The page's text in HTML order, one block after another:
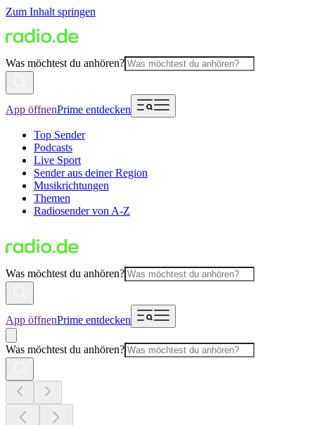
Zum Inhalt springen
Was möchtest du anhören?
App öffnenPrime entdecken
Top Sender
Podcasts
Live Sport
Sender aus deiner Region
Musikrichtungen
Themen
Radiosender von A-Z
Was möchtest du anhören?
App öffnenPrime entdecken
Was möchtest du anhören?